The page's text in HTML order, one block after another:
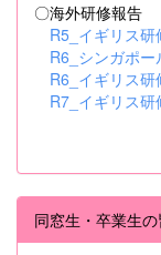
〇海外研修報告
R5_イギリス
R6_シンガポ
R6_イギリス研
R7_イギリス研
同窓生・卒業生